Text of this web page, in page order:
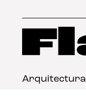
Arquitectura